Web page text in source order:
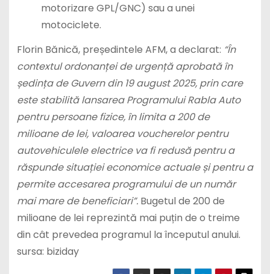
motorizare GPL/GNC) sau a unei
motociclete.
Florin Bănică, președintele AFM, a declarat: “În
contextul ordonanței de urgență aprobată în
ședința de Guvern din 19 august 2025, prin care
este stabilită lansarea Programului Rabla Auto
pentru persoane fizice, în limita a 200 de
milioane de lei, valoarea voucherelor pentru
autovehiculele electrice va fi redusă pentru a
răspunde situației economice actuale și pentru a
permite accesarea programului de un număr
mai mare de beneficiari”. Bugetul de 200 de
milioane de lei reprezintă mai puțin de o treime
din cât prevedea programul la începutul anului.
sursa: biziday